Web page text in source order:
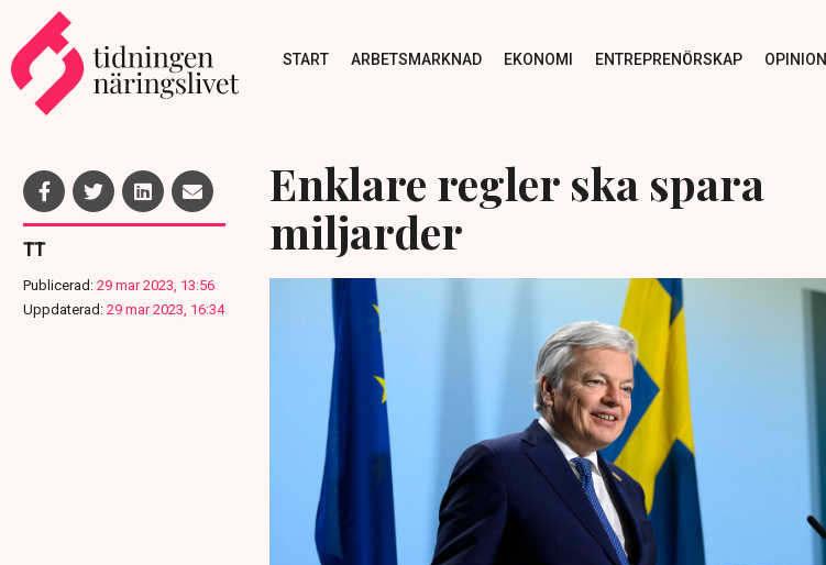
START ARBETSMARKNAD EKONOMI ENTREPRENÖRSKAP OPINION
TT
Publicerad: 29 mar 2023, 13:56
Uppdaterad: 29 mar 2023, 16:34
Enklare regler ska spara
miljarder